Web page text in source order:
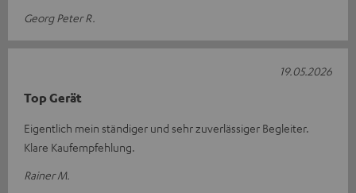
Georg Peter R.
Top Gerät
Eigentlich mein ständiger und sehr zuverlässiger Begleiter.
Klare Kaufempfehlung.
Rainer M.
19.05.2026